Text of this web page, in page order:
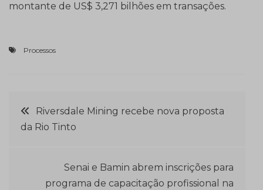
montante de US$ 3,271 bilhões em transações.
Processos
Navegação
Riversdale Mining recebe nova proposta
da Rio Tinto
Senai e Bamin abrem inscrições para
programa de capacitação profissional na